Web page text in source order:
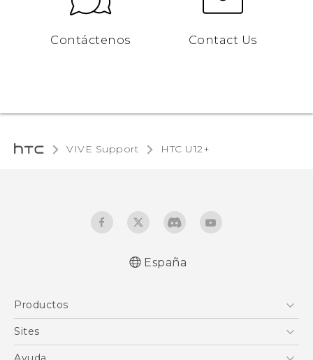
Contáctenos Contact Us
VIVE Support HTC U12+‎
España
Productos
Smartphones
Sites
HTC Vive